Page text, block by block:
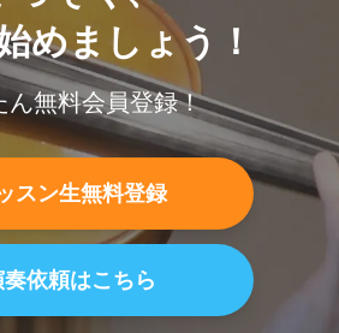
めましょう！
ん無料会員登録！
スン生無料登録
奏依頼はこちら